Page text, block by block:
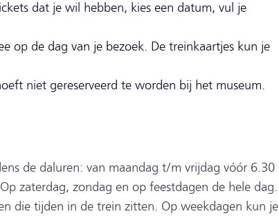
dat je wil hebben, kies een datum, vul je
op de dag van je bezoek. De treinkaartjes kun je
niet gereserveerd te worden bij het museum.
de daluren: van maandag t/m vrijdag vóór 6.30
zaterdag, zondag en op feestdagen de hele dag.
die tijden in de trein zitten. Op weekdagen kun je